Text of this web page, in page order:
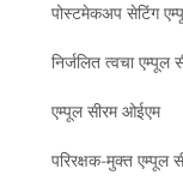
पोस्टमेकअप सेटिंग
निर्जलित त्वचा एम्पूल
एम्पूल सीरम ओईएम
परिरक्षक-मुक्त एम्पूल